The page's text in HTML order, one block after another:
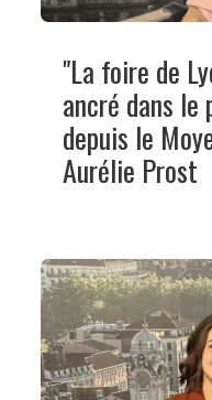
"La foire de
ancré dans le
depuis le
Aurélie Prost